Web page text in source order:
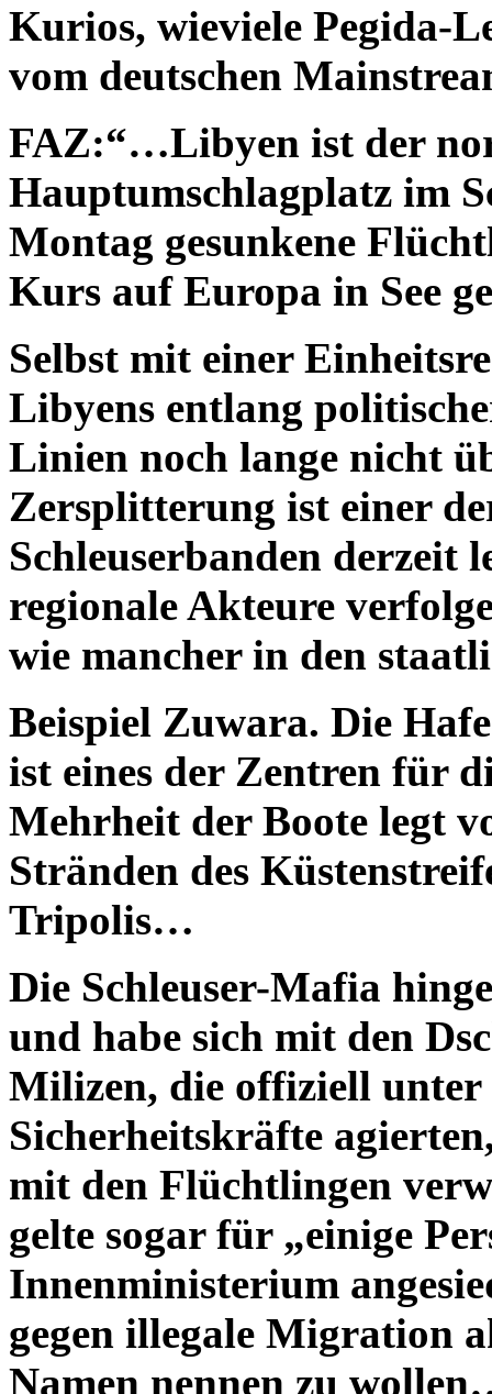
Kurios, wieviele Pegida-
vom deutschen
FAZ:“…Libyen ist der
Hauptumschlagplatz im
Montag gesunkene
Kurs auf Europa in See
Selbst mit einer
Libyens entlang
Linien noch lange nicht
Zersplitterung ist einer
Schleuserbanden derzeit
regionale Akteure
wie mancher in den
Beispiel Zuwara. Die
ist eines der Zentren für
Mehrheit der Boote legt
Stränden des
Tripolis…
Die Schleuser-Mafia
und habe sich mit den
Milizen, die offiziell unter
Sicherheitskräfte
mit den Flüchtlingen
gelte sogar für „einige
Innenministerium
gegen illegale Migration
Namen nennen zu